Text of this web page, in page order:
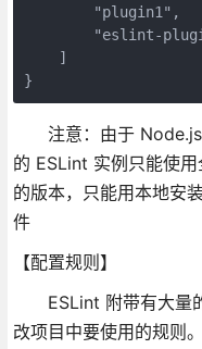
        "plugin1",
"eslint-
    ]
}
注意：由于 Node.js
的 ESLint 实例只能使
的版本，只能用本地安
件
【配置规则】
ESLint 附带有大量的
改项目中要使用的规则